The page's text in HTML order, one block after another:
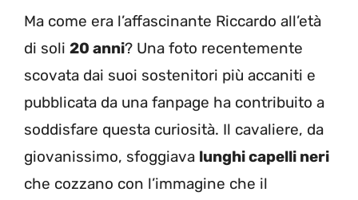
Ma come era l’affascinante Riccardo all’età
di soli 20 anni? Una foto recentemente
scovata dai suoi sostenitori più accaniti e
pubblicata da una fanpage ha contribuito a
soddisfare questa curiosità. Il cavaliere, da
giovanissimo, sfoggiava lunghi capelli neri
che cozzano con l’immagine che il